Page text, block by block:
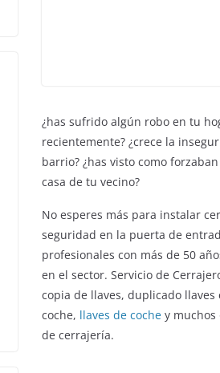
¿has sufrido algún robo en tu
recientemente? ¿crece la
barrio? ¿has visto como
casa de tu vecino?
No esperes más para instalar
seguridad en la puerta de
profesionales con más de 50
en el sector. Servicio de
copia de llaves, duplicado llaves
coche, llaves de coche y muchos
de cerrajería.